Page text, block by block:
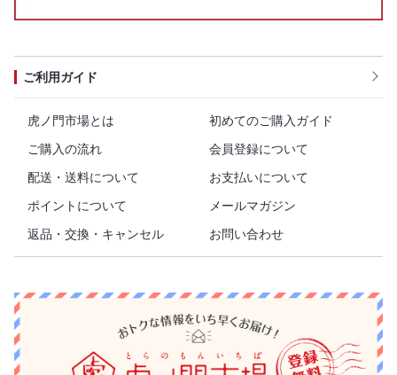
ご利用ガイド
虎ノ門市場とは
初めてのご購入ガイド
ご購入の流れ
会員登録について
配送・送料について
お支払いについて
ポイントについて
メールマガジン
返品・交換・キャンセル
お問い合わせ